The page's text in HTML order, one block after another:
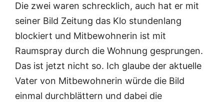
Die zwei waren schrecklich, auch hat er mit
seiner Bild Zeitung das Klo stundenlang
blockiert und Mitbewohnerin ist mit
Raumspray durch die Wohnung gesprungen.
Das ist jetzt nicht so. Ich glaube der aktuelle
Vater von Mitbewohnerin würde die Bild
einmal durchblättern und dabei die